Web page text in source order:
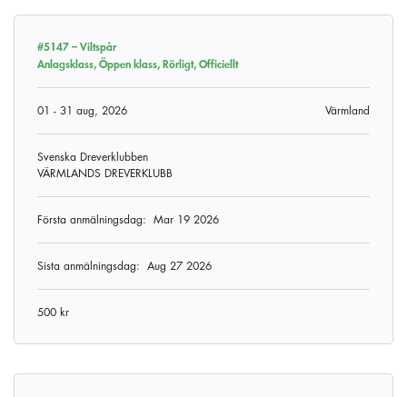
#5147 –Viltspår
Anlagsklass, Öppen klass, Rörligt, Officiellt
01 - 31 aug, 2026 Värmland
Svenska Dreverklubben
VÄRMLANDS DREVERKLUBB
Första anmälningsdag: Mar 19 2026
Sista anmälningsdag: Aug 27 2026
500 kr